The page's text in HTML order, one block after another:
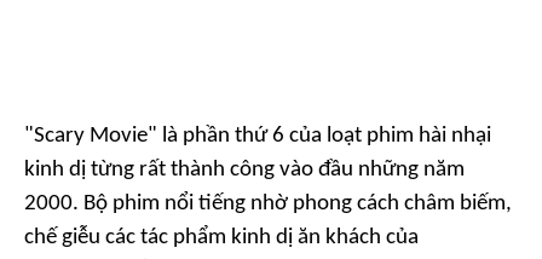
"Scary Movie" là phần thứ 6 của loạt phim hài nhại
kinh dị từng rất thành công vào đầu những năm
2000. Bộ phim nổi tiếng nhờ phong cách châm biếm,
chế giễu các tác phẩm kinh dị ăn khách của